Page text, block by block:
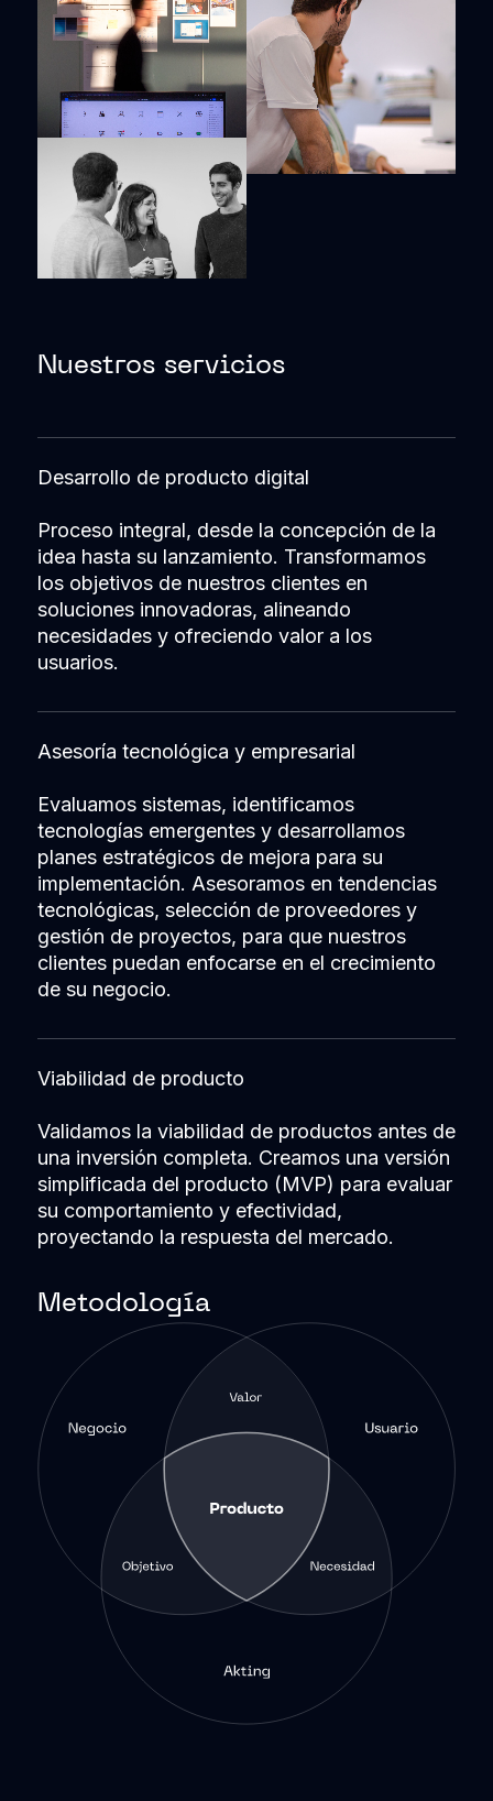
Nuestros servicios
Desarrollo de producto digital
Proceso integral, desde la concepción de la
idea hasta su lanzamiento. Transformamos
los objetivos de nuestros clientes en
soluciones innovadoras, alineando
necesidades y ofreciendo valor a los
usuarios.
Asesoría tecnológica y empresarial
Evaluamos sistemas, identificamos
tecnologías emergentes y desarrollamos
planes estratégicos de mejora para su
implementación. Asesoramos en tendencias
tecnológicas, selección de proveedores y
gestión de proyectos, para que nuestros
clientes puedan enfocarse en el crecimiento
de su negocio.
Viabilidad de producto
Validamos la viabilidad de productos antes de
una inversión completa. Creamos una versión
simplificada del producto (MVP) para evaluar
su comportamiento y efectividad,
proyectando la respuesta del mercado.
Metodología